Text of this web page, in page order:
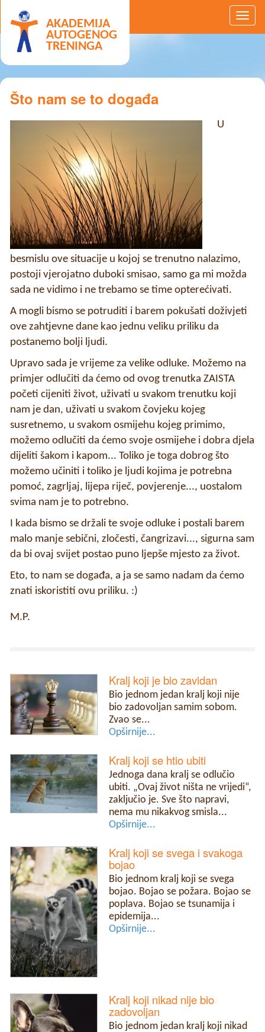
AKADEMIJA
AUTOGENOG
TRENINGA
Što nam se to događa
U
besmislu ove situacije u kojoj se trenutno nalazimo,
postoji vjerojatno duboki smisao, samo ga mi možda
sada ne vidimo i ne trebamo se time opterećivati.
A mogli bismo se potruditi i barem pokušati doživjeti
ove zahtjevne dane kao jednu veliku priliku da
postanemo bolji ljudi.
Upravo sada je vrijeme za velike odluke. Možemo na
primjer odlučiti da ćemo od ovog trenutka ZAISTA
početi cijeniti život, uživati u svakom trenutku koji
nam je dan, uživati u svakom čovjeku kojeg
susretnemo, u svakom osmijehu kojeg primimo,
možemo odlučiti da ćemo svoje osmijehe i dobra djela
dijeliti šakom i kapom... Toliko je toga dobrog što
možemo učiniti i toliko je ljudi kojima je potrebna
pomoć, zagrljaj, lijepa riječ, povjerenje..., uostalom
svima nam je to potrebno.
I kada bismo se držali te svoje odluke i postali barem
malo manje sebični, zločesti, čangrizavi..., sigurna sam
da bi ovaj svijet postao puno ljepše mjesto za život.
Eto, to nam se događa, a ja se samo nadam da ćemo
znati iskoristiti ovu priliku. :)
M.P.
Kralj koji je bio zavidan
Bio jednom jedan kralj koji nije
bio zadovoljan samim sobom.
Zvao se...
Opširnije...
Kralj koji se htio ubiti
Jednoga dana kralj se odlučio
ubiti. „Ovaj život ništa ne vrijedi“,
zaključio je. Sve što napravi,
nema mu nikakvog smisla...
Opširnije...
Kralj koji se svega i svakoga
bojao
Bio jednom kralj koji se svega
bojao. Bojao se požara. Bojao se
poplava. Bojao se tsunamija i
epidemija...
Opširnije...
Kralj koji nikad nije bio
zadovoljan
Bio jednom jedan kralj koji nikad